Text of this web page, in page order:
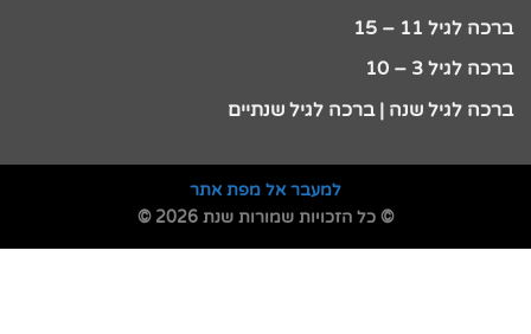
ברכה לגיל 11 – 15
ברכה לגיל 3 – 10
ברכה לגיל שנה | ברכה לגיל שנתיים
למעבר אל מפת אתר
© כל הזכויות שמורות שנת 2026 ©